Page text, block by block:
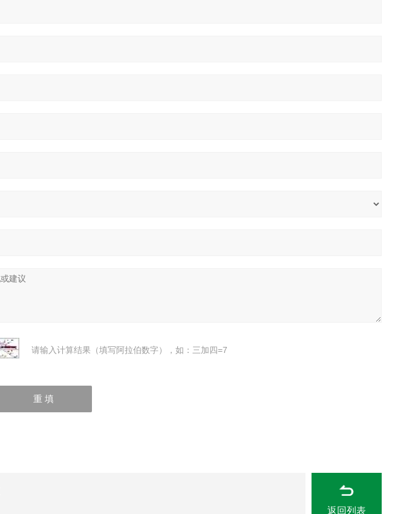
请输入计算结果（填写阿拉伯数字），如：三加四=7
返回列表